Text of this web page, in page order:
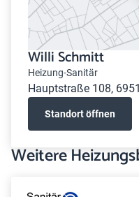
Willi Schmitt
Heizung-Sanitär
Hauptstraße 108,
Standort öffnen
Weitere